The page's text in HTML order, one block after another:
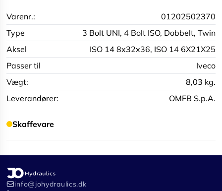
Varenr.:
01202502370
Type
3 Bolt UNI, 4 Bolt ISO, Dobbelt, Twin
Aksel
ISO 14 8x32x36, ISO 14 6X21X25
Passer til
Iveco
Vægt:
8,03 kg.
Leverandører:
OMFB S.p.A.
Skaffevare
info@johydraulics.dk